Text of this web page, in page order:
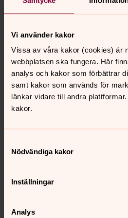
Vi använder kakor
Vissa av våra kakor (cookies) är
webbplatsen ska fungera. Här
analys och kakor som förbättrar
samt kakor som används för
länkar vidare till andra
kakor.
Nödvändiga kakor
Inställningar
Analys
HUR FÖRKLARAR MAN
Det är inte alltid lätt som barn att
begravning innebär. Nedan
annan information som du kan
med barn om vad en begravning
tips för dig som vuxen om hur
sorg.
För att se innehållet behöver
för marknadsföring.